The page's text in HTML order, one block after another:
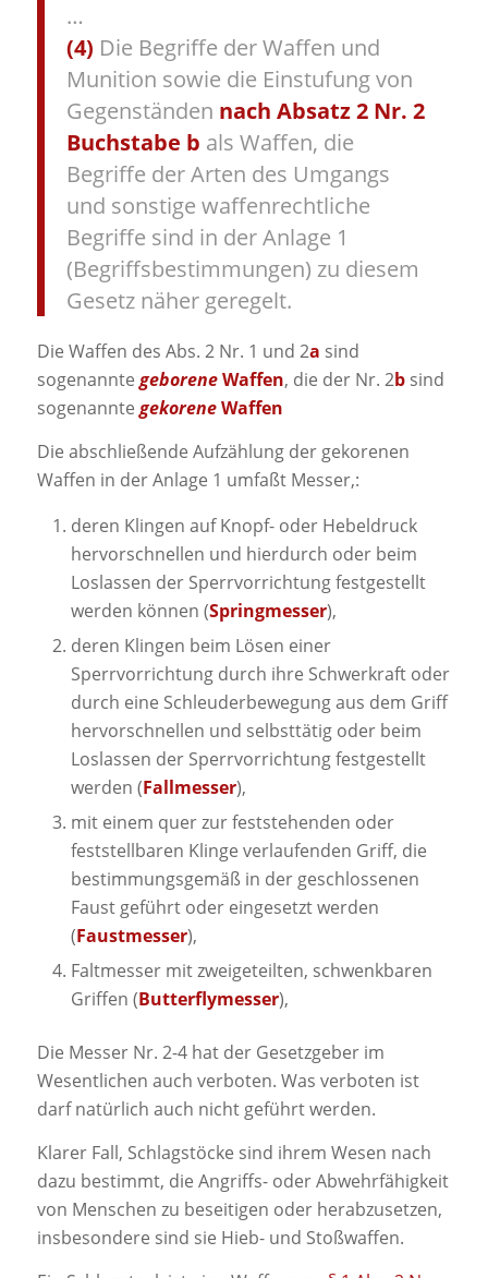
…
(4) Die Begriffe der Waffen und
Munition sowie die Einstufung von
Gegenständen nach Absatz 2 Nr. 2
Buchstabe b als Waffen, die
Begriffe der Arten des Umgangs
und sonstige waffenrechtliche
Begriffe sind in der Anlage 1
(Begriffsbestimmungen) zu diesem
Gesetz näher geregelt.
Die Waffen des Abs. 2 Nr. 1 und 2a sind
sogenannte geboreneWaffen, die der Nr. 2bsind
sogenannte gekoreneWaffen
Die abschließende Aufzählung der gekorenen
Waffen in der Anlage 1 umfaßt Messer,:
deren Klingen auf Knopf- oder Hebeldruck
hervorschnellen und hierdurch oder beim
Loslassen der Sperrvorrichtung festgestellt
werden können (Springmesser),
deren Klingen beim Lösen einer
Sperrvorrichtung durch ihre Schwerkraft oder
durch eine Schleuderbewegung aus dem Griff
hervorschnellen und selbsttätig oder beim
Loslassen der Sperrvorrichtung festgestellt
werden (Fallmesser),
mit einem quer zur feststehenden oder
feststellbaren Klinge verlaufenden Griff, die
bestimmungsgemäß in der geschlossenen
Faust geführt oder eingesetzt werden
(Faustmesser),
Faltmesser mit zweigeteilten, schwenkbaren
Griffen (Butterflymesser),
Die Messer Nr. 2-4 hat der Gesetzgeber im
Wesentlichen auch verboten. Was verboten ist
darf natürlich auch nicht geführt werden.
Klarer Fall, Schlagstöcke sind ihrem Wesen nach
dazu bestimmt, die Angriffs- oder Abwehrfähigkeit
von Menschen zu beseitigen oder herabzusetzen,
insbesondere sind sie Hieb- und Stoßwaffen.